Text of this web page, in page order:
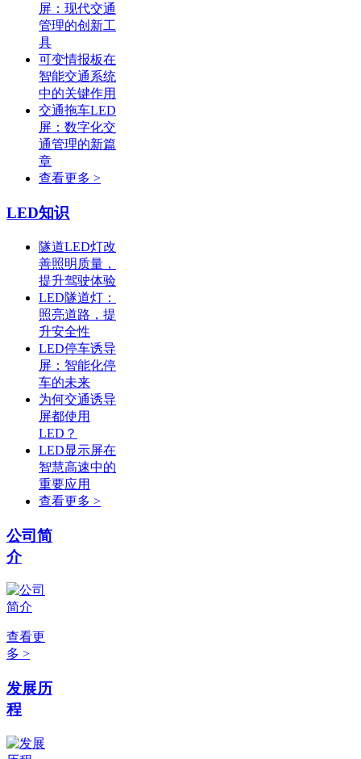
屏：现代交通
管理的创新工
具
可变情报板在
智能交通系统
中的关键作用
交通拖车LED
屏：数字化交
通管理的新篇
章
查看更多 >
LED知识
隧道LED灯改
善照明质量，
提升驾驶体验
LED隧道灯：
照亮道路，提
升安全性
LED停车诱导
屏：智能化停
车的未来
为何交通诱导
屏都使用
LED？
LED显示屏在
智慧高速中的
重要应用
查看更多 >
公司简
介
查看更
多 >
发展历
程